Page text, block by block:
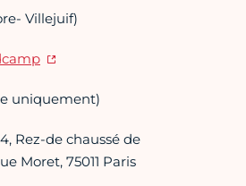
Villejuif)
uniquement)
Rez-de chaussé de
Moret, 75011 Paris